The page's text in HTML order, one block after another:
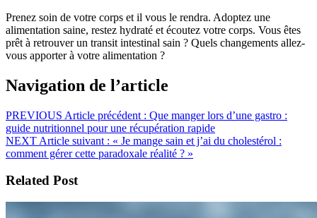
Prenez soin de votre corps et il vous le rendra. Adoptez une
alimentation saine, restez hydraté et écoutez votre corps. Vous êtes
prêt à retrouver un transit intestinal sain ? Quels changements allez-
vous apporter à votre alimentation ?
Navigation de l’article
PREVIOUS Article précédent : Que manger lors d’une gastro :
guide nutritionnel pour une récupération rapide
NEXT Article suivant : « Je mange sain et j’ai du cholestérol :
comment gérer cette paradoxale réalité ? »
Related Post